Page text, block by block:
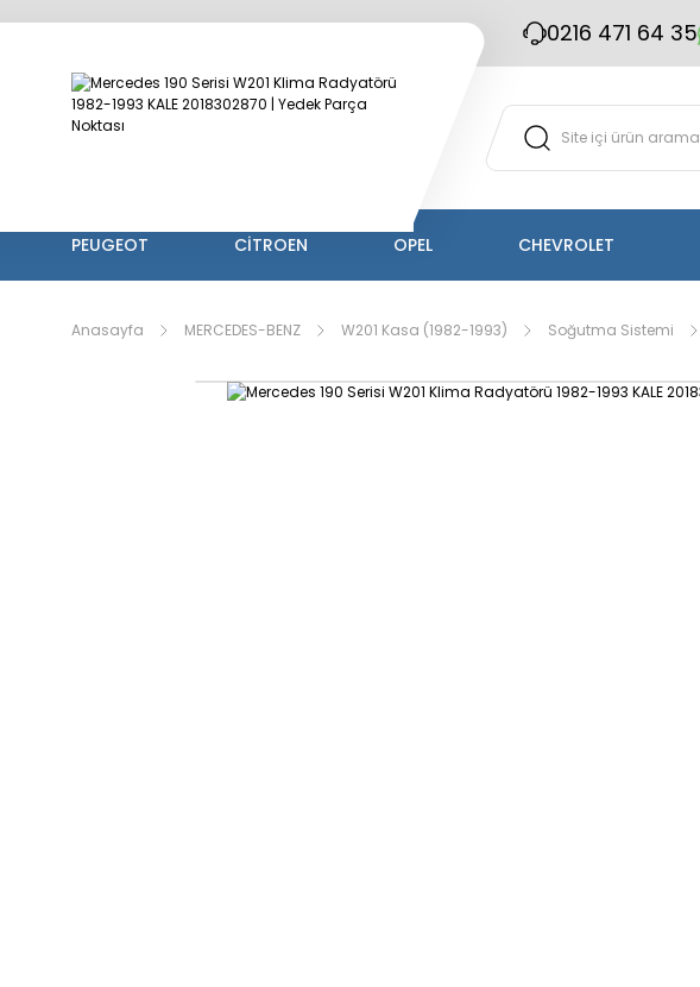
0216 471 64 35
PEUGEOT CİTROEN OPEL CHEVROLET
Anasayfa MERCEDES-BENZ W201 Kasa (1982-1993) Soğutma Sistemi